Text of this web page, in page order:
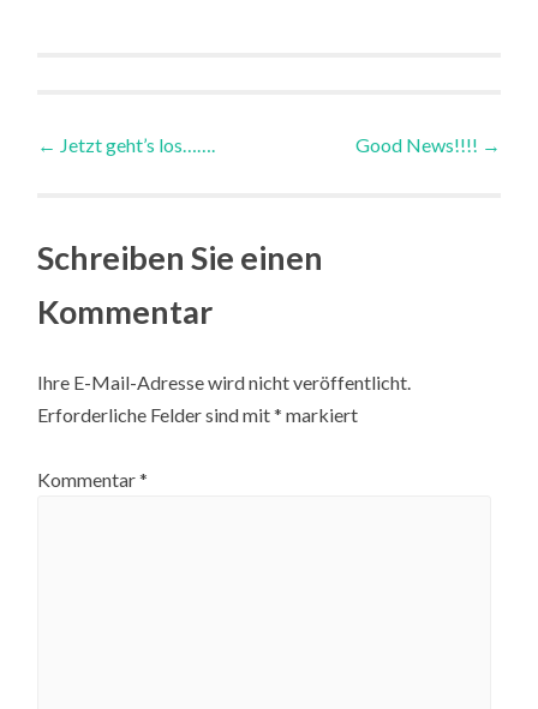
Post
← Jetzt geht’s los……. Good News!!!! →
Schreiben Sie einen
Kommentar
Ihre E-Mail-Adresse wird nicht veröffentlicht.
Erforderliche Felder sind mit* markiert
Kommentar*